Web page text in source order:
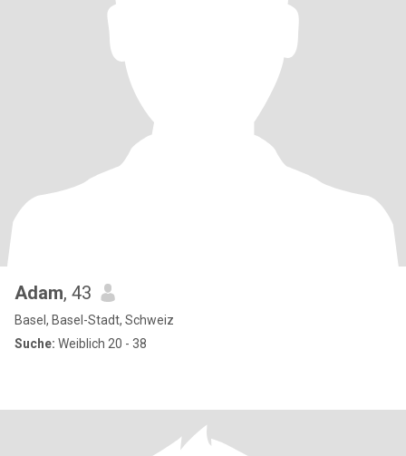
Adam, 43
Basel, Basel-Stadt, Schweiz
Suche: Weiblich 20 - 38